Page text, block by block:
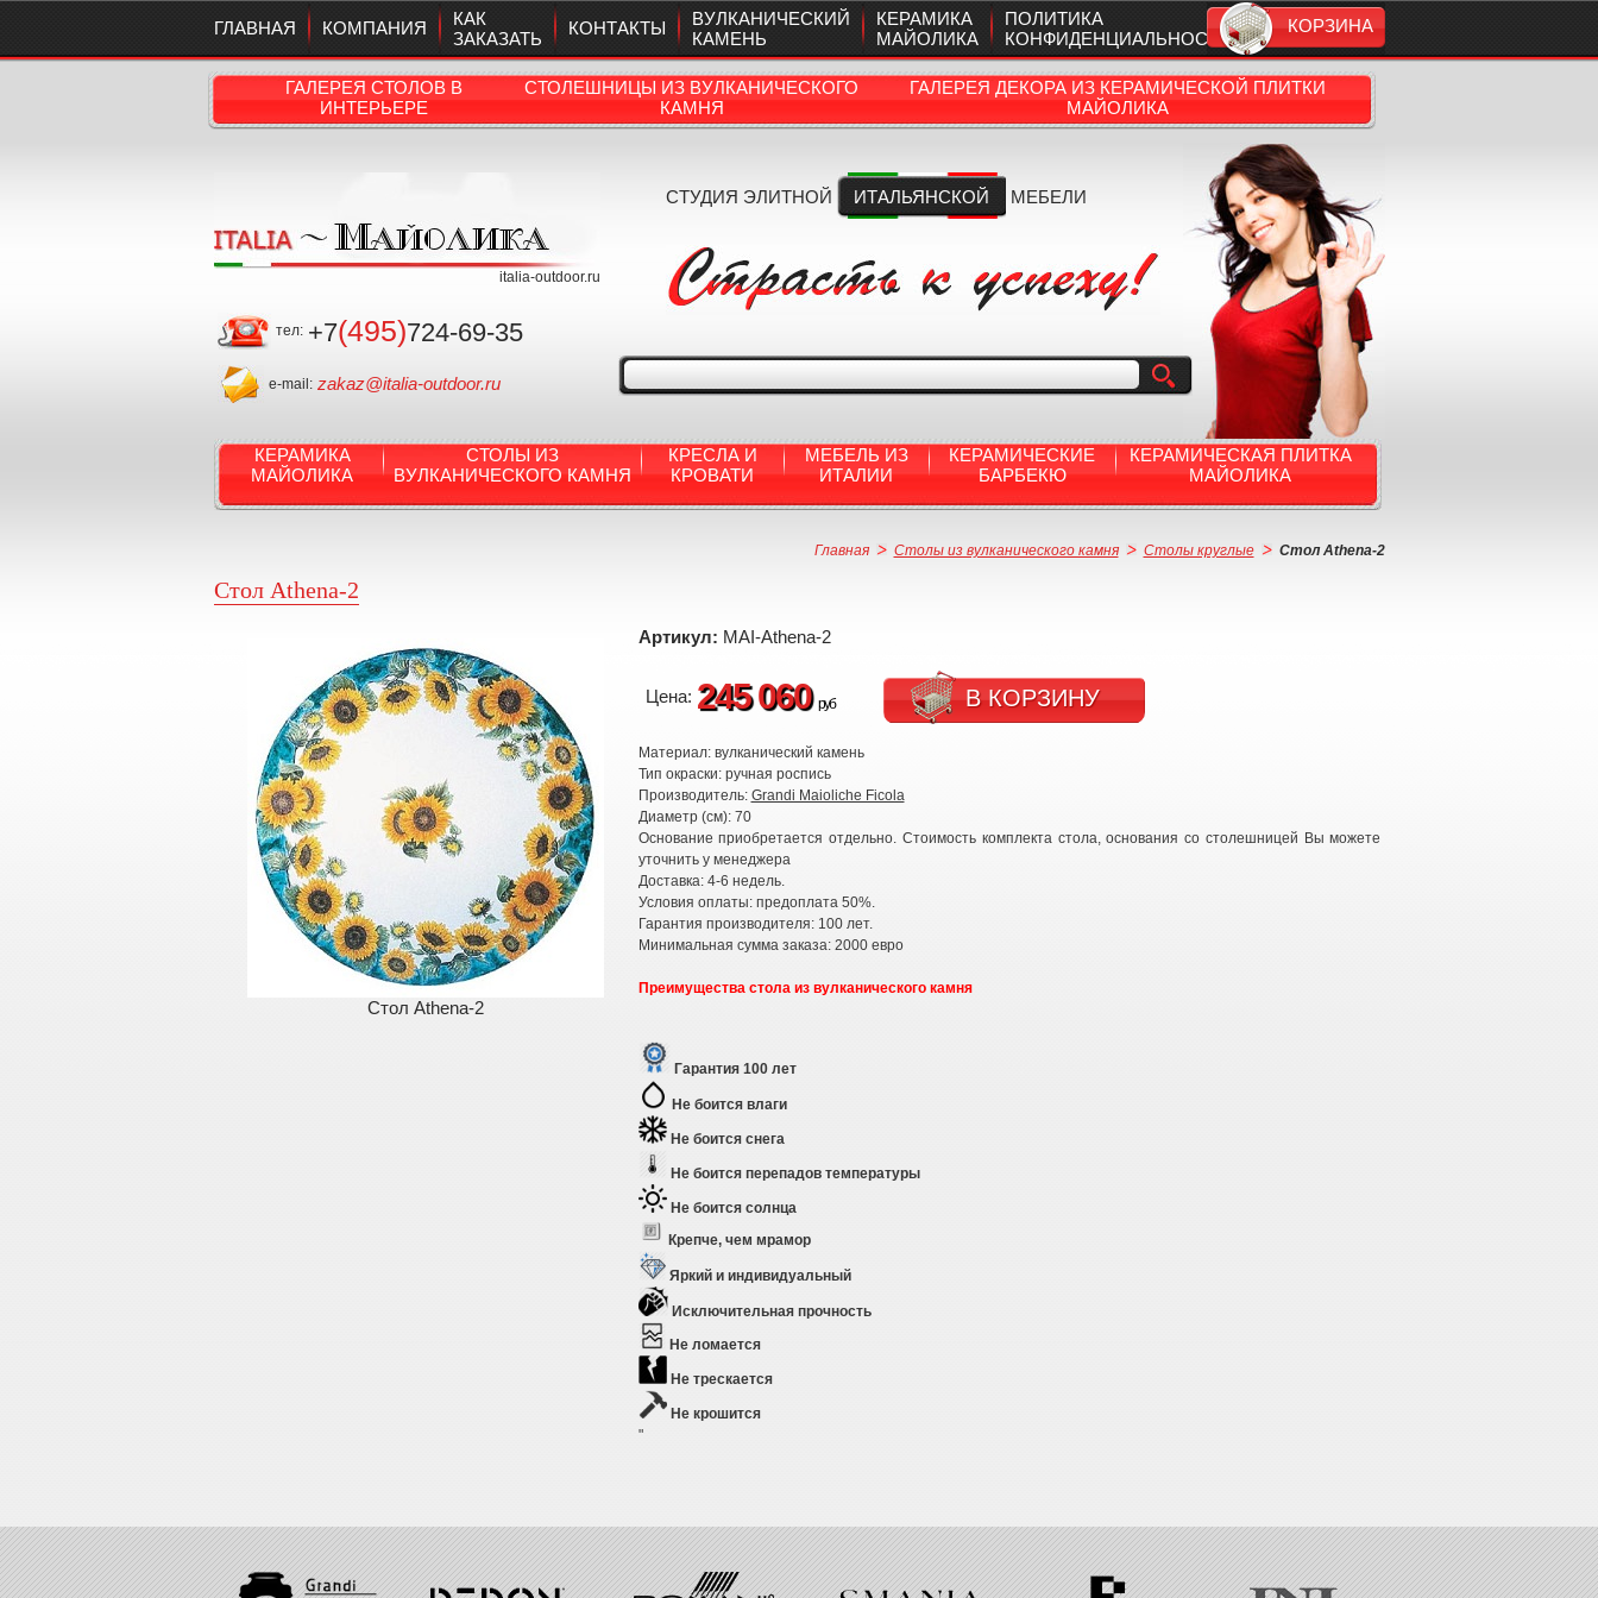
КОРЗИНА
ГЛАВНАЯ КОМПАНИЯ
КАК
ЗАКАЗАТЬ
КОНТАКТЫ
ВУЛКАНИЧЕСКИЙ
КАМЕНЬ
КЕРАМИКА
МАЙОЛИКА
ПОЛИТИКА
КОНФИДЕНЦИАЛЬНОСТИ
ГАЛЕРЕЯ СТОЛОВ В
ИНТЕРЬЕРЕ
СТОЛЕШНИЦЫ ИЗ ВУЛКАНИЧЕСКОГО
КАМНЯ
ГАЛЕРЕЯ ДЕКОРА ИЗ КЕРАМИЧЕСКОЙ ПЛИТКИ
МАЙОЛИКА
italia-outdoor.ru
тел: +7(495)724-69-35
e-mail: zakaz@italia-outdoor.ru
СТУДИЯ ЭЛИТНОЙ ИТАЛЬЯНСКОЙ МЕБЕЛИ
КЕРАМИКА
МАЙОЛИКА
СТОЛЫ ИЗ
ВУЛКАНИЧЕСКОГО КАМНЯ
КРЕСЛА И
КРОВАТИ
МЕБЕЛЬ ИЗ
ИТАЛИИ
КЕРАМИЧЕСКИЕ
БАРБЕКЮ
КЕРАМИЧЕСКАЯ ПЛИТКА
МАЙОЛИКА
Главная Столы из вулканического камня Столы круглые Стол Athena-2
Стол Athena-2
Стол Athena-2
Артикул: MAI-Athena-2
Цена: 245 060 руб В КОРЗИНУ
Материал: вулканический камень
Тип окраски: ручная роспись
Производитель: Grandi Maioliche Ficola
Диаметр (см): 70
Основание приобретается отдельно. Стоимость комплекта стола, основания со столешницей Вы можете
уточнить у менеджера
Доставка: 4-6 недель.
Условия оплаты: предоплата 50%.
Гарантия производителя: 100 лет.
Минимальная сумма заказа: 2000 евро
Преимущества стола из вулканического камня
Гарантия 100 лет
Не боится влаги
Не боится снега
Не боится перепадов температуры
Не боится солнца
Крепче, чем мрамор
Яркий и индивидуальный
Исключительная прочность
Не ломается
Не трескается
Не крошится
"